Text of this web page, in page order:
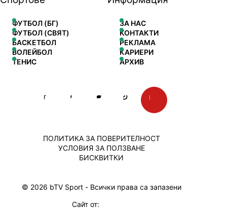
ФУТБОЛ (БГ)
ФУТБОЛ (СВЯТ)
БАСКЕТБОЛ
ВОЛЕЙБОЛ
ТЕНИС
ЗА НАС
КОНТАКТИ
РЕКЛАМА
КАРИЕРИ
АРХИВ
© 2026 bTV Sport - Всички права са запазени
ПОЛИТИКА ЗА ПОВЕРИТЕЛНОСТ
УСЛОВИЯ ЗА ПОЛЗВАНЕ
БИСКВИТКИ
Сайт от: